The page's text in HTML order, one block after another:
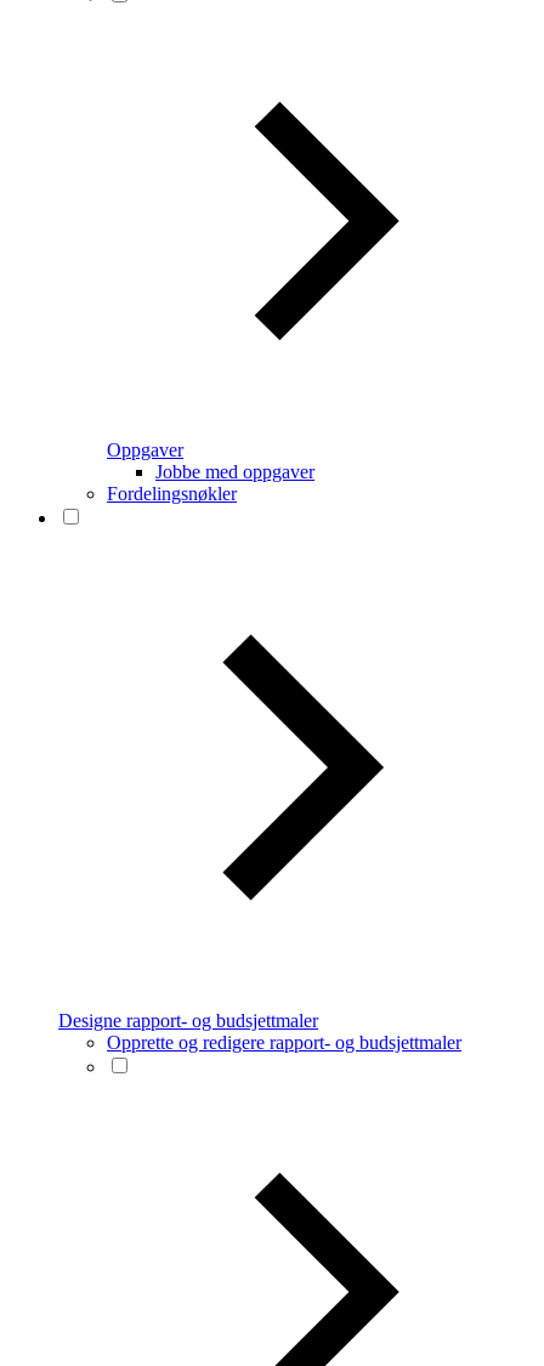
Oppgaver
Jobbe med oppgaver
Fordelingsnøkler
Designe rapport- og budsjettmaler
Opprette og redigere rapport- og budsjettmaler